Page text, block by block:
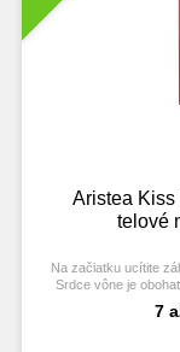
Aristea Kiss
telové
Na začiatku ucítite
Srdce vône je
7